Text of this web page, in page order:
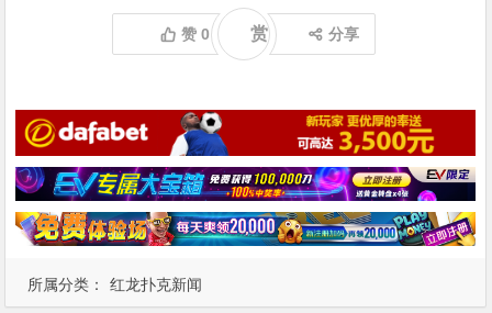
所属分类： 红龙扑克新闻
赞0 赏 分享